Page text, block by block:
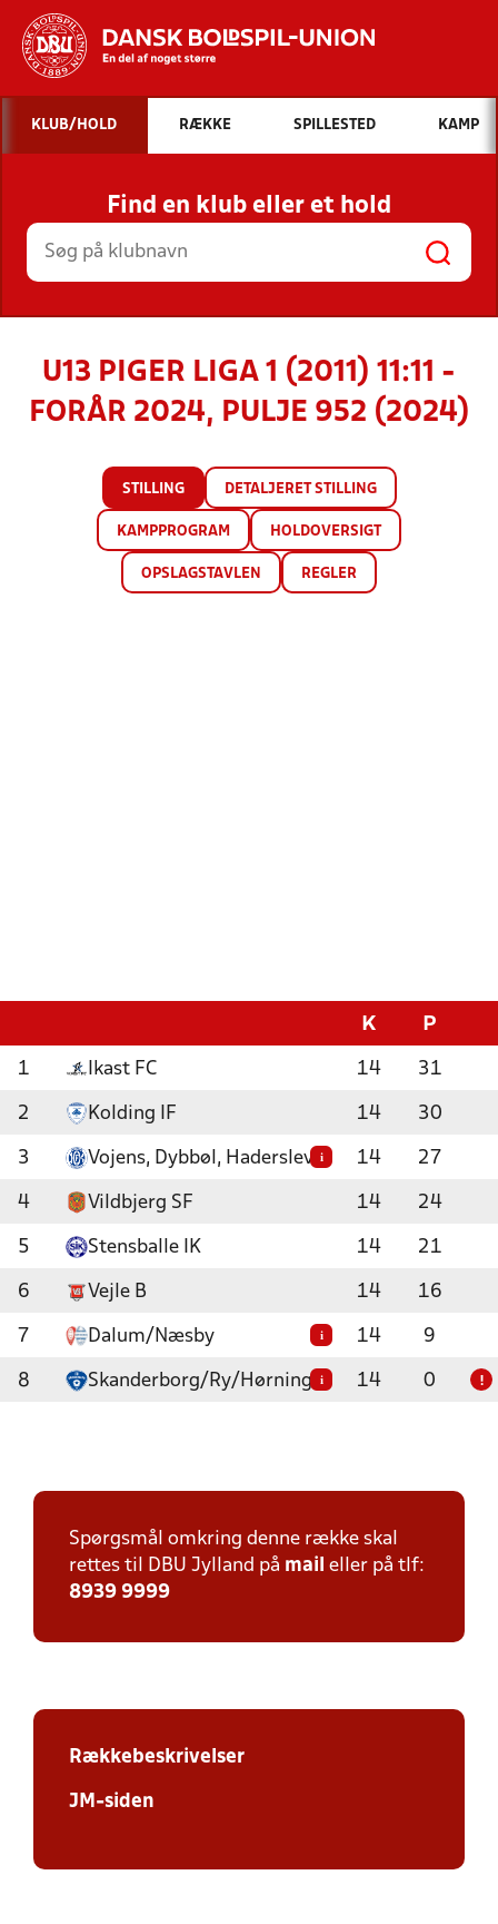
Hvad vil du søge efter?
INDHOLD OG NYHEDER
STILLINGER, RESULTATER, KLUBBER OG
HOLD
KLUB/HOLD RÆKKE SPILLESTED KAMP
Find en klub eller et hold
U13 PIGER LIGA 1 (2011) 11:11 -
FORÅR 2024, PULJE 952 (2024)
STILLING DETALJERET STILLING
KAMPPROGRAM HOLDOVERSIGT
OPSLAGSTAVLEN REGLER
K P
1 Ikast FC 14 31
2 Kolding IF 14 30
3 Vojens, Dybbøl, Haderslev i 14 27
4 Vildbjerg SF 14 24
5 Stensballe IK 14 21
6 Vejle B 14 16
7 Dalum/Næsby i 14 9
8 Skanderborg/Ry/Hørning i 14 0 !
Spørgsmål omkring denne række skal
rettes til DBU Jylland på mail eller på tlf:
8939 9999
Rækkebeskrivelser
JM-siden